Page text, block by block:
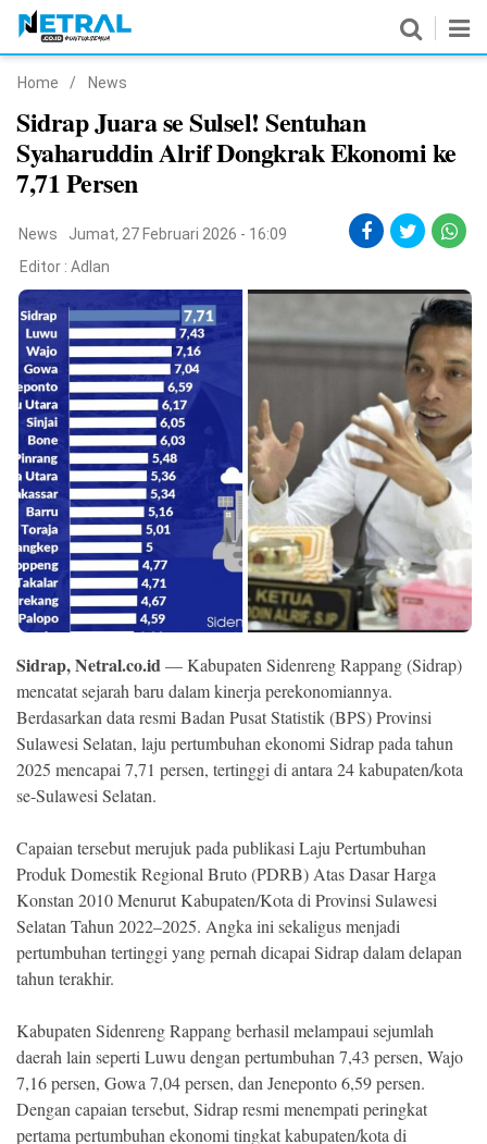
Nasional
Pemerintahan
Pendidikan
Peristiwa
Olahraga
Ekonomi
Memori
2026
NETRAL
All
Reserved
Home / News
Sidrap Juara se Sulsel! Sentuhan
Syaharuddin Alrif Dongkrak Ekonomi ke
7,71 Persen
News
Jumat, 27 Februari 2026 - 16:09
Editor : Adlan
Sidrap, Netral.co.id— Kabupaten Sidenreng Rappang (Sidrap)
mencatat sejarah baru dalam kinerja perekonomiannya.
Berdasarkan data resmi Badan Pusat Statistik (BPS) Provinsi
Sulawesi Selatan, laju pertumbuhan ekonomi Sidrap pada tahun
2025 mencapai 7,71 persen, tertinggi di antara 24 kabupaten/kota
se-Sulawesi Selatan.
Capaian tersebut merujuk pada publikasi Laju Pertumbuhan
Produk Domestik Regional Bruto (PDRB) Atas Dasar Harga
Konstan 2010 Menurut Kabupaten/Kota di Provinsi Sulawesi
Selatan Tahun 2022–2025. Angka ini sekaligus menjadi
pertumbuhan tertinggi yang pernah dicapai Sidrap dalam delapan
tahun terakhir.
Kabupaten Sidenreng Rappang berhasil melampaui sejumlah
daerah lain seperti Luwu dengan pertumbuhan 7,43 persen, Wajo
7,16 persen, Gowa 7,04 persen, dan Jeneponto 6,59 persen.
Dengan capaian tersebut, Sidrap resmi menempati peringkat
pertama pertumbuhan ekonomi tingkat kabupaten/kota di